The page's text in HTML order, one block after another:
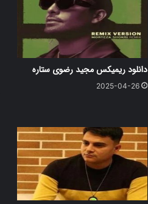
دانلود ریمیکس مجید رضوی ستاره
2025-04-26